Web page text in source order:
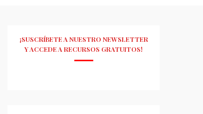
¡SUSCRÍBETE A NUESTRO NEWSLETTER
Y ACCEDE A RECURSOS GRATUITOS!